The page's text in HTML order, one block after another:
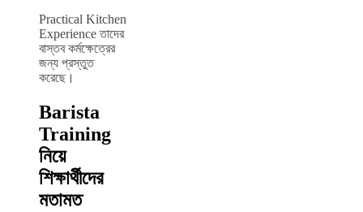
Practical Kitchen
Experience তাদের
বাস্তব কর্মক্ষেত্রের
জন্য প্রস্তুত
করেছে।
Barista
Training
নিয়ে
শিক্ষার্থীদের
মতামত